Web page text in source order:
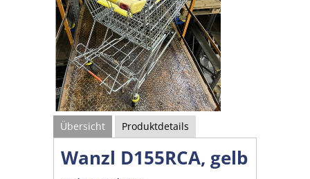
Übersicht Produktdetails
Wanzl D155RCA, gelb